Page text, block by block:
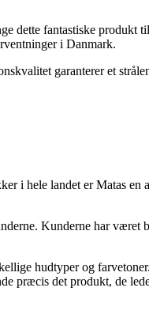
dette fantastiske produkt
i Danmark.
garanterer et
i hele landet er Matas
Kunderne har været
hudtyper og
præcis det produkt, de